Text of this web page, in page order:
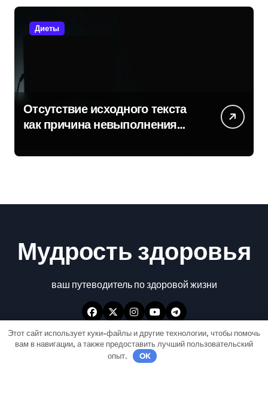
Диеты
Отсутствие исходного текста
как причина невыполнения
Мудрость здоровья
ваш путеводитель по здоровой жизни
Этот сайт использует куки-файлы и другие технологии, чтобы помочь
вам в навигации, а также предоставить лучший пользовательский
опыт.
OK